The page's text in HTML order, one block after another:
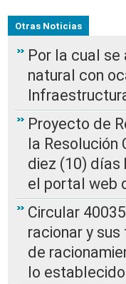
Otras Noticias
Por la cual
natural con
Proyecto de
la Resolución
diez (10) días
el portal web
Circular
racionar y
de
lo